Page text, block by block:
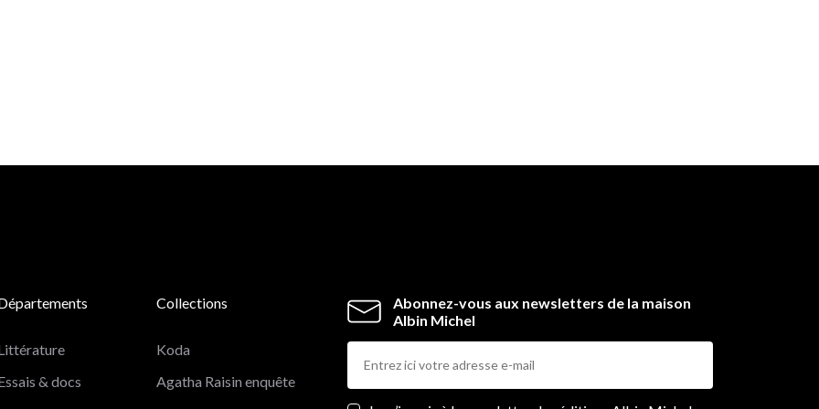
Abonnez-vous aux newsletters de la maison
Albin Michel
& docs
Collections
Koda
Agatha Raisin enquête